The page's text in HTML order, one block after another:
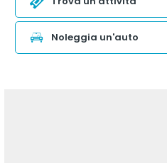
Noleggia un'auto